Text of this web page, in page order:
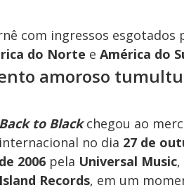
com ingressos esgotados
do Norte e América do
amoroso
Back to Blackchegou ao
internacional no dia 27 de
de 2006 pela Universal Music,
Island Records, em um